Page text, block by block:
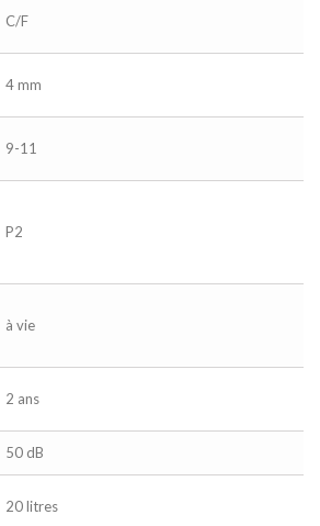
C/F
4 mm
9-11
P2
à vie
2 ans
50 dB
20 litres